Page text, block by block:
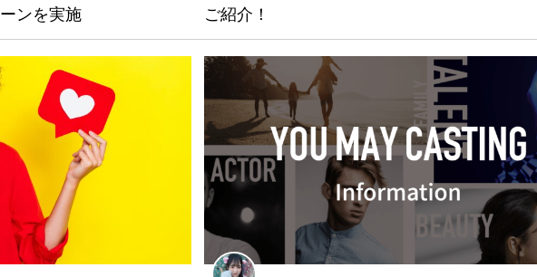
ンを実施
ご紹介！